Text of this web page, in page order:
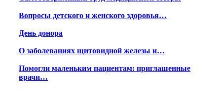
Вопросы детского и женского здоровья…
День донора
О заболеваниях щитовидной железы и…
Помогли маленьким пациентам: приглашенные
врачи…